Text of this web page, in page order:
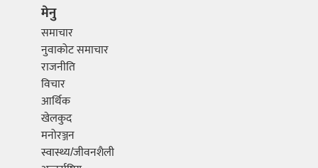
मेनु
समाचार
नुवाकोट समाचार
राजनीति
विचार
आर्थिक
खेलकुद
मनोरञ्जन
स्वास्थ्य/जीवनशैली